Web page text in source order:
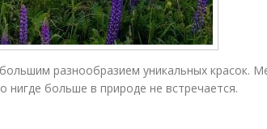
разнообразием уникальных красок.
нигде больше в природе не встречается.